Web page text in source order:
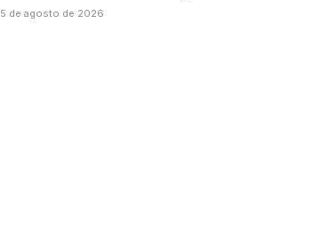
5 de agosto de 2026